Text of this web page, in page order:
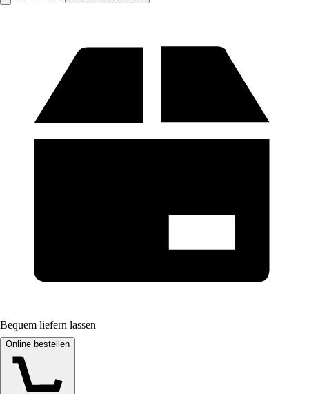
Bequem liefern lassen
Online bestellen